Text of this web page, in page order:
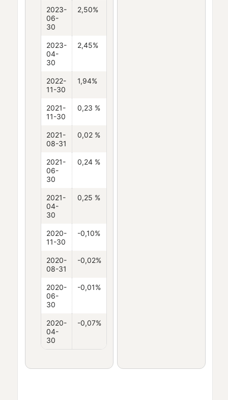
2023-
06-
30
2,50%
2023-
04-
30
2,45%
2022-
11-30
1,94%
2021-
11-30
0,23 %
2021-
08-31
0,02 %
2021-
06-
30
0,24 %
2021-
04-
30
0,25 %
2020-
11-30
-0,10%
2020-
08-31
-0,02%
2020-
06-
30
-0,01%
2020-
04-
30
-0,07%